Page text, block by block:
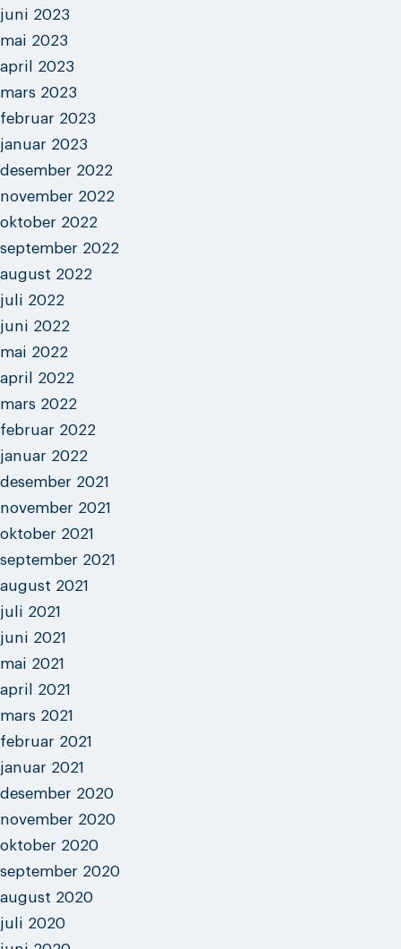
juni 2023
mai 2023
april 2023
mars 2023
februar 2023
januar 2023
desember 2022
november 2022
oktober 2022
september 2022
august 2022
juli 2022
juni 2022
mai 2022
april 2022
mars 2022
februar 2022
januar 2022
desember 2021
november 2021
oktober 2021
september 2021
august 2021
juli 2021
juni 2021
mai 2021
april 2021
mars 2021
februar 2021
januar 2021
desember 2020
november 2020
oktober 2020
september 2020
august 2020
juli 2020